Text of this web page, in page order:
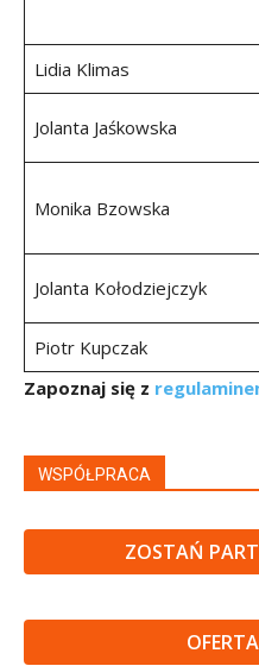
Lidia Klimas
Jolanta Jaśkowska
Monika Bzowska
Jolanta Kołodziejczyk
Piotr Kupczak
Zapoznaj się z
WSPÓŁPRACA
ZOSTAŃ